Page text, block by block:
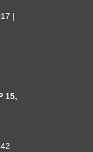
|
15,